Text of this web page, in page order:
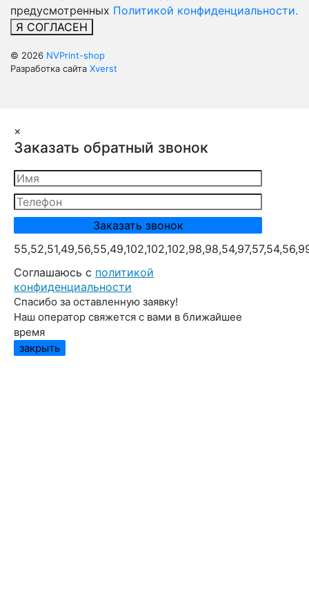
предусмотренных Политикой конфиденциальности.
Я СОГЛАСЕН
© 2026 NVPrint-shop
Разработка сайта Xverst
×
Заказать обратный звонок
Cоглашаюсь с политикой
конфиденциальности
Спасибо за оставленную заявку!
Наш оператор свяжется с вами в ближайшее
время
закрыть